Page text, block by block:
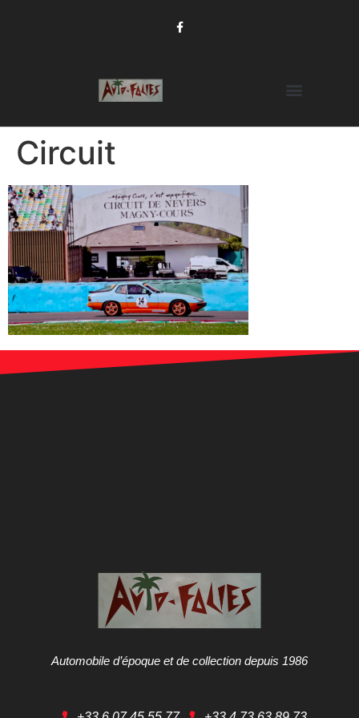
Circuit
Automobile d’époque et de collection depuis 1986